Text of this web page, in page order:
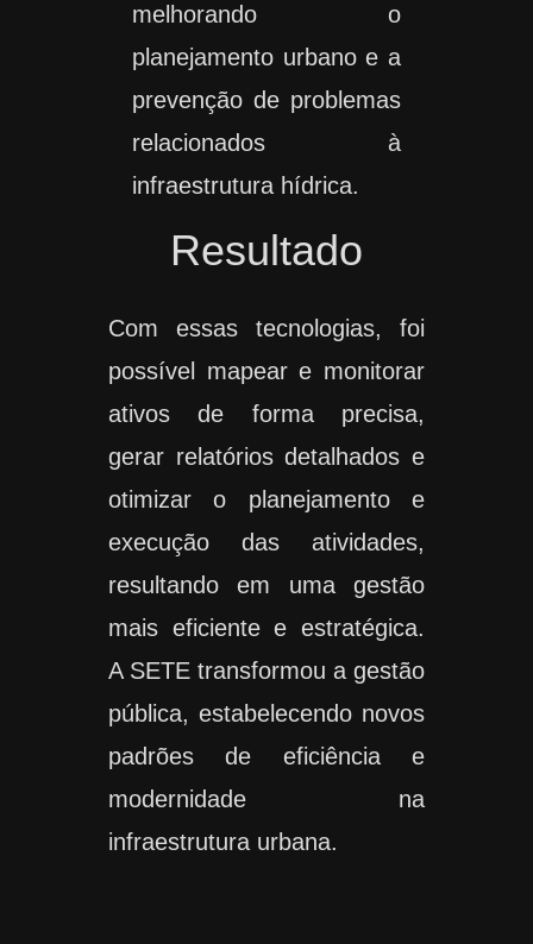
melhorando o
planejamento urbano e a
prevenção de problemas
relacionados à
infraestrutura hídrica.
Resultado
Com essas tecnologias, foi
possível mapear e monitorar
ativos de forma precisa,
gerar relatórios detalhados e
otimizar o planejamento e
execução das atividades,
resultando em uma gestão
mais eficiente e estratégica.
A SETE transformou a gestão
pública, estabelecendo novos
padrões de eficiência e
modernidade na
infraestrutura urbana.